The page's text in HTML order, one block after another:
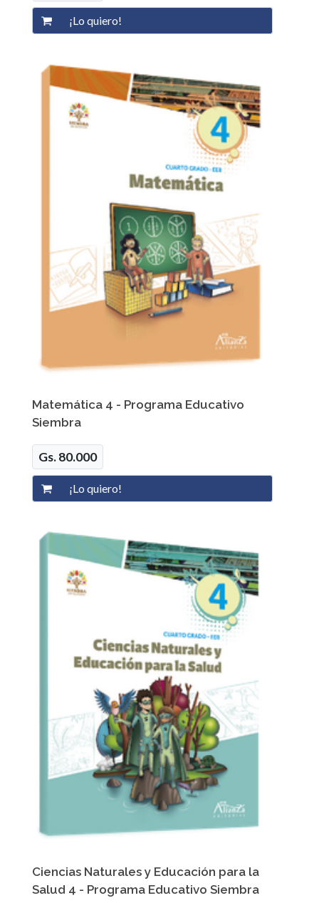
Matemática 4 - Programa Educativo
Siembra
Gs. 80.000
Ciencias Naturales y Educación para la
Salud 4 - Programa Educativo Siembra